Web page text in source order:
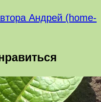
Андрей (home-